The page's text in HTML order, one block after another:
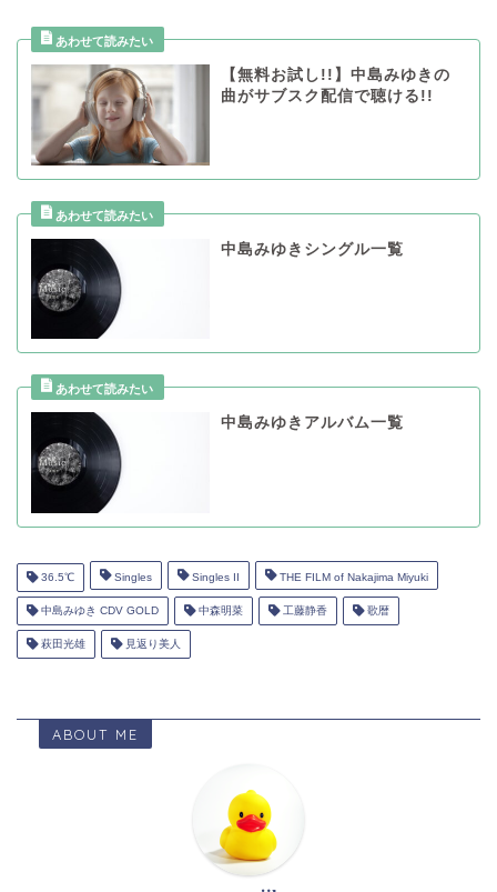
【無料お試し!!】中島みゆきの
曲がサブスク配信で聴ける!!
中島みゆきシングル一覧
中島みゆきアルバム一覧
36.5℃ Singles Singles II THE FILM of Nakajima Miyuki
中島みゆき CDV GOLD 中森明菜 工藤静香 歌暦
萩田光雄 見返り美人
ABOUT ME